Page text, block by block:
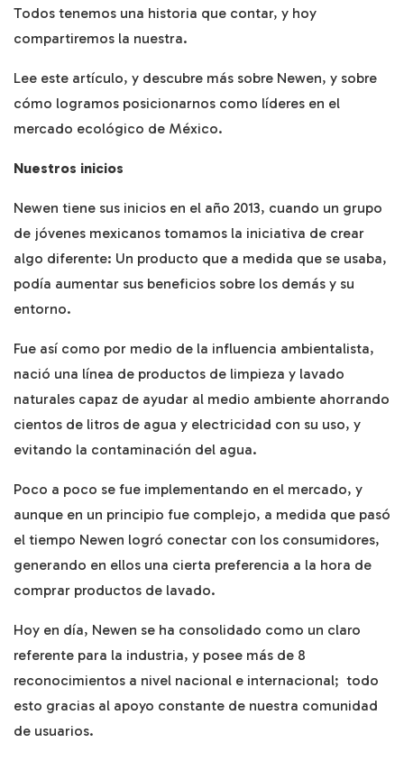
Todos tenemos una historia que contar, y hoy
compartiremos la nuestra.
Lee este artículo, y descubre más sobre Newen, y sobre
cómo logramos posicionarnos como líderes en el
mercado ecológico de México.
Nuestros inicios
Newen tiene sus inicios en el año 2013, cuando un grupo
de jóvenes mexicanos tomamos la iniciativa de crear
algo diferente: Un producto que a medida que se usaba,
podía aumentar sus beneficios sobre los demás y su
entorno.
Fue así como por medio de la influencia ambientalista,
nació una línea de productos de limpieza y lavado
naturales capaz de ayudar al medio ambiente ahorrando
cientos de litros de agua y electricidad con su uso, y
evitando la contaminación del agua.
Poco a poco se fue implementando en el mercado, y
aunque en un principio fue complejo, a medida que pasó
el tiempo Newen logró conectar con los consumidores,
generando en ellos una cierta preferencia a la hora de
comprar productos de lavado.
Hoy en día, Newen se ha consolidado como un claro
referente para la industria, y posee más de 8
reconocimientos a nivel nacional e internacional; todo
esto gracias al apoyo constante de nuestra comunidad
de usuarios.